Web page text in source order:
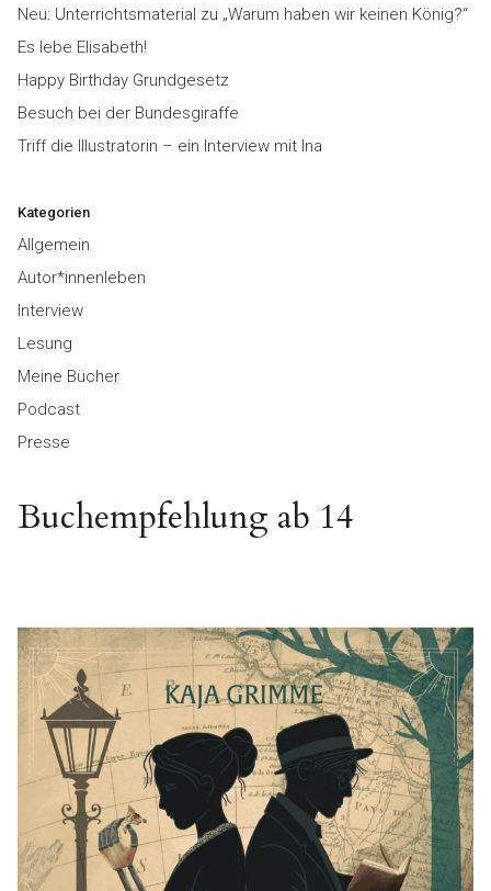
Neu: Unterrichtsmaterial zu „Warum haben wir keinen König?“
Es lebe Elisabeth!
Happy Birthday Grundgesetz
Besuch bei der Bundesgiraffe
Triff die Illustratorin – ein Interview mit Ina
Kategorien
Allgemein
Autor*innenleben
Interview
Lesung
Meine Bücher
Podcast
Presse
Buchempfehlung ab 14